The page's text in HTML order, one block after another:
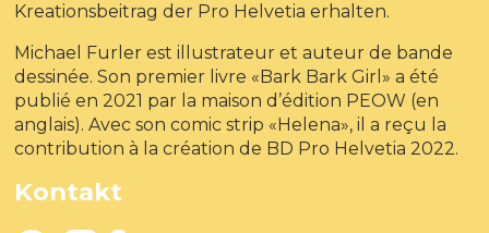
Kreationsbeitrag der Pro Helvetia erhalten.
Michael Furler est illustrateur et auteur de bande
dessinée. Son premier livre «Bark Bark Girl» a été
publié en 2021 par la maison d’édition PEOW (en
anglais). Avec son comic strip «Helena», il a reçu la
contribution à la création de BD Pro Helvetia 2022.
Kontakt